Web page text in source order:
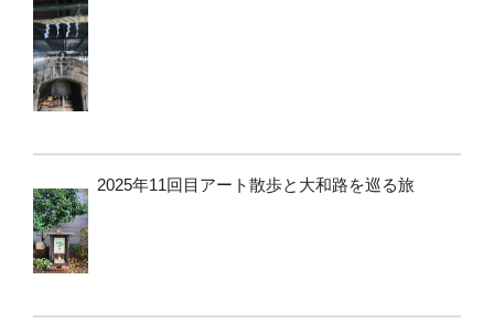
2025年11回目アート散歩と大和路を巡る旅